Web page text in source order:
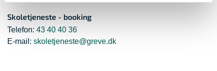
Skoletjeneste - booking
Telefon: 43 40 40 36
E-mail: skoletjeneste@greve.dk